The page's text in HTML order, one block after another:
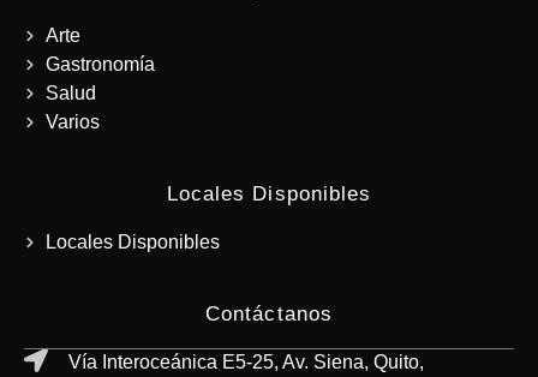
Arte
Gastronomía
Salud
Varios
Locales Disponibles
Locales Disponibles
Contáctanos
Vía Interoceánica E5-25, Av. Siena, Quito,